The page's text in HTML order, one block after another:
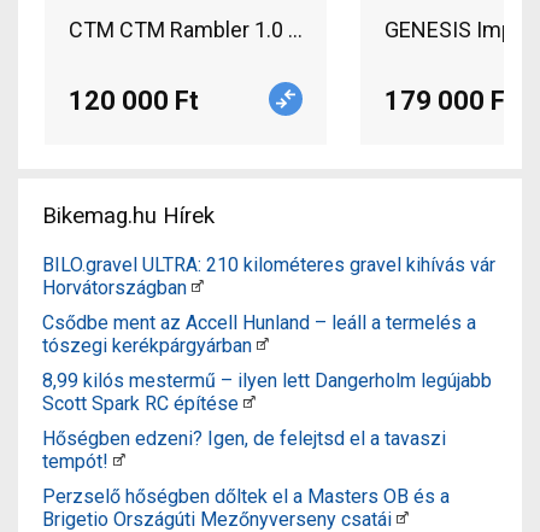
CTM CTM Rambler 1.0 29 Blue/Black – L
120 000 Ft
GENESIS
179 000 Ft
Bikemag.hu Hírek
BILO.gravel ULTRA: 210 kilométeres gravel kihívás vár
Horvátországban
Csődbe ment az Accell Hunland – leáll a termelés a
tószegi kerékpárgyárban
8,99 kilós mestermű – ilyen lett Dangerholm legújabb
Scott Spark RC építése
Hőségben edzeni? Igen, de felejtsd el a tavaszi
tempót!
Perzselő hőségben dőltek el a Masters OB és a
Brigetio Országúti Mezőnyverseny csatái